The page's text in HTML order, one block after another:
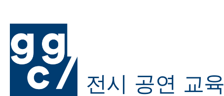
전시 공연 교육